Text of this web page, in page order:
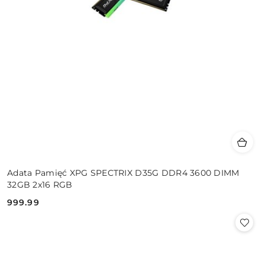
Adata Pamięć XPG SPECTRIX D35G DDR4 3600 DIMM
32GB 2x16 RGB
Cena:
999.99